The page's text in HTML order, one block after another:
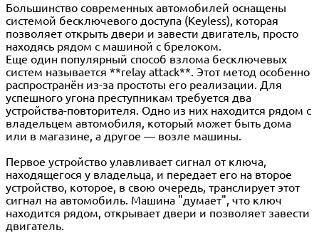
Большинство современных автомобилей оснащены
системой бесключевого доступа (Keyless), которая
позволяет открыть двери и завести двигатель, просто
находясь рядом с машиной с брелоком.
Еще один популярный способ взлома бесключевых
систем называется **relay attack**. Этот метод особенно
распространён из-за простоты его реализации. Для
успешного угона преступникам требуется два
устройства-повторителя. Одно из них находится рядом с
владельцем автомобиля, который может быть дома
или в магазине, а другое — возле машины.
Первое устройство улавливает сигнал от ключа,
находящегося у владельца, и передает его на второе
устройство, которое, в свою очередь, транслирует этот
сигнал на автомобиль. Машина "думает", что ключ
находится рядом, открывает двери и позволяет завести
двигатель.